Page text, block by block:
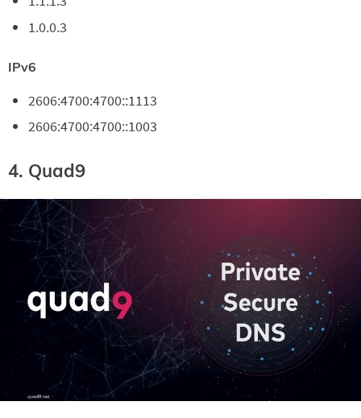
1.0.0.3
IPv6
2606:4700:4700::1113
2606:4700:4700::1003
4. Quad9